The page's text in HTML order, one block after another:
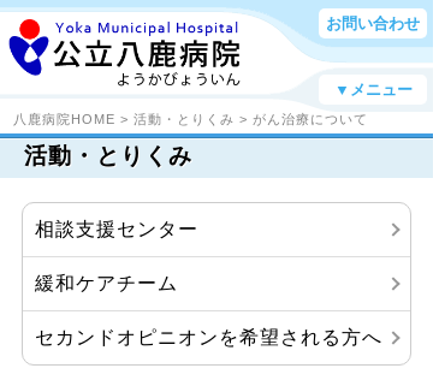
お問い合わせ
▼メニュー
八鹿病院HOME > 活動・とりくみ > がん治療について
活動・とりくみ
相談支援センター
緩和ケアチーム
セカンドオピニオンを希望される方へ